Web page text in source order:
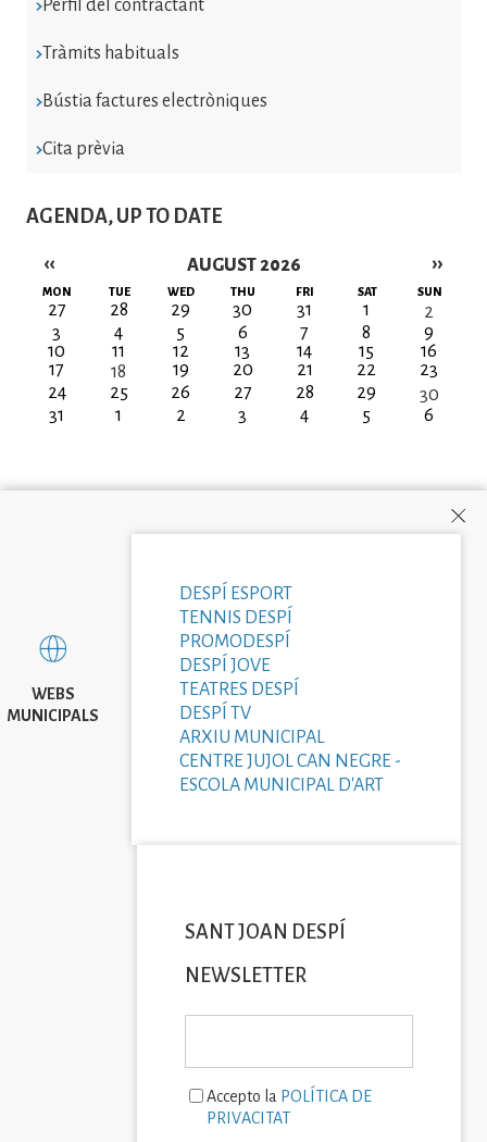
Perfil del contractant
Tràmits habituals
Bústia factures electròniques
Cita prèvia
AGENDA, UP TO DATE
AUGUST 2026
Pagination
‹‹ ››
MON TUE WED THU FRI SAT SUN
27 28 29 30 31 1
2
3
4 5 6 7 8
9
10
11 12 13 14 15
16
17
18 19 20 21 22
23
24
25 26 27 28 29
30
31
1 2 3 4 5 6
WEBS
MUNICIPALS
DESPÍ ESPORT
TENNIS DESPÍ
PROMODESPÍ
DESPÍ JOVE
TEATRES DESPÍ
DESPÍ TV
ARXIU MUNICIPAL
CENTRE JUJOL CAN NEGRE -
ESCOLA MUNICIPAL D'ART
SANT JOAN DESPÍ
NEWSLETTER
Accepto la POLÍTICA DE
PRIVACITAT